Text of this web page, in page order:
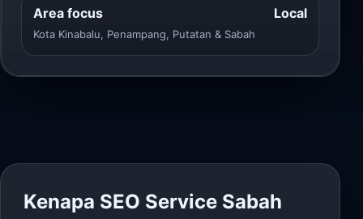
Area focus
Kota Kinabalu, Penampang, Putatan & Sabah
Local
Kenapa SEO Service Sabah